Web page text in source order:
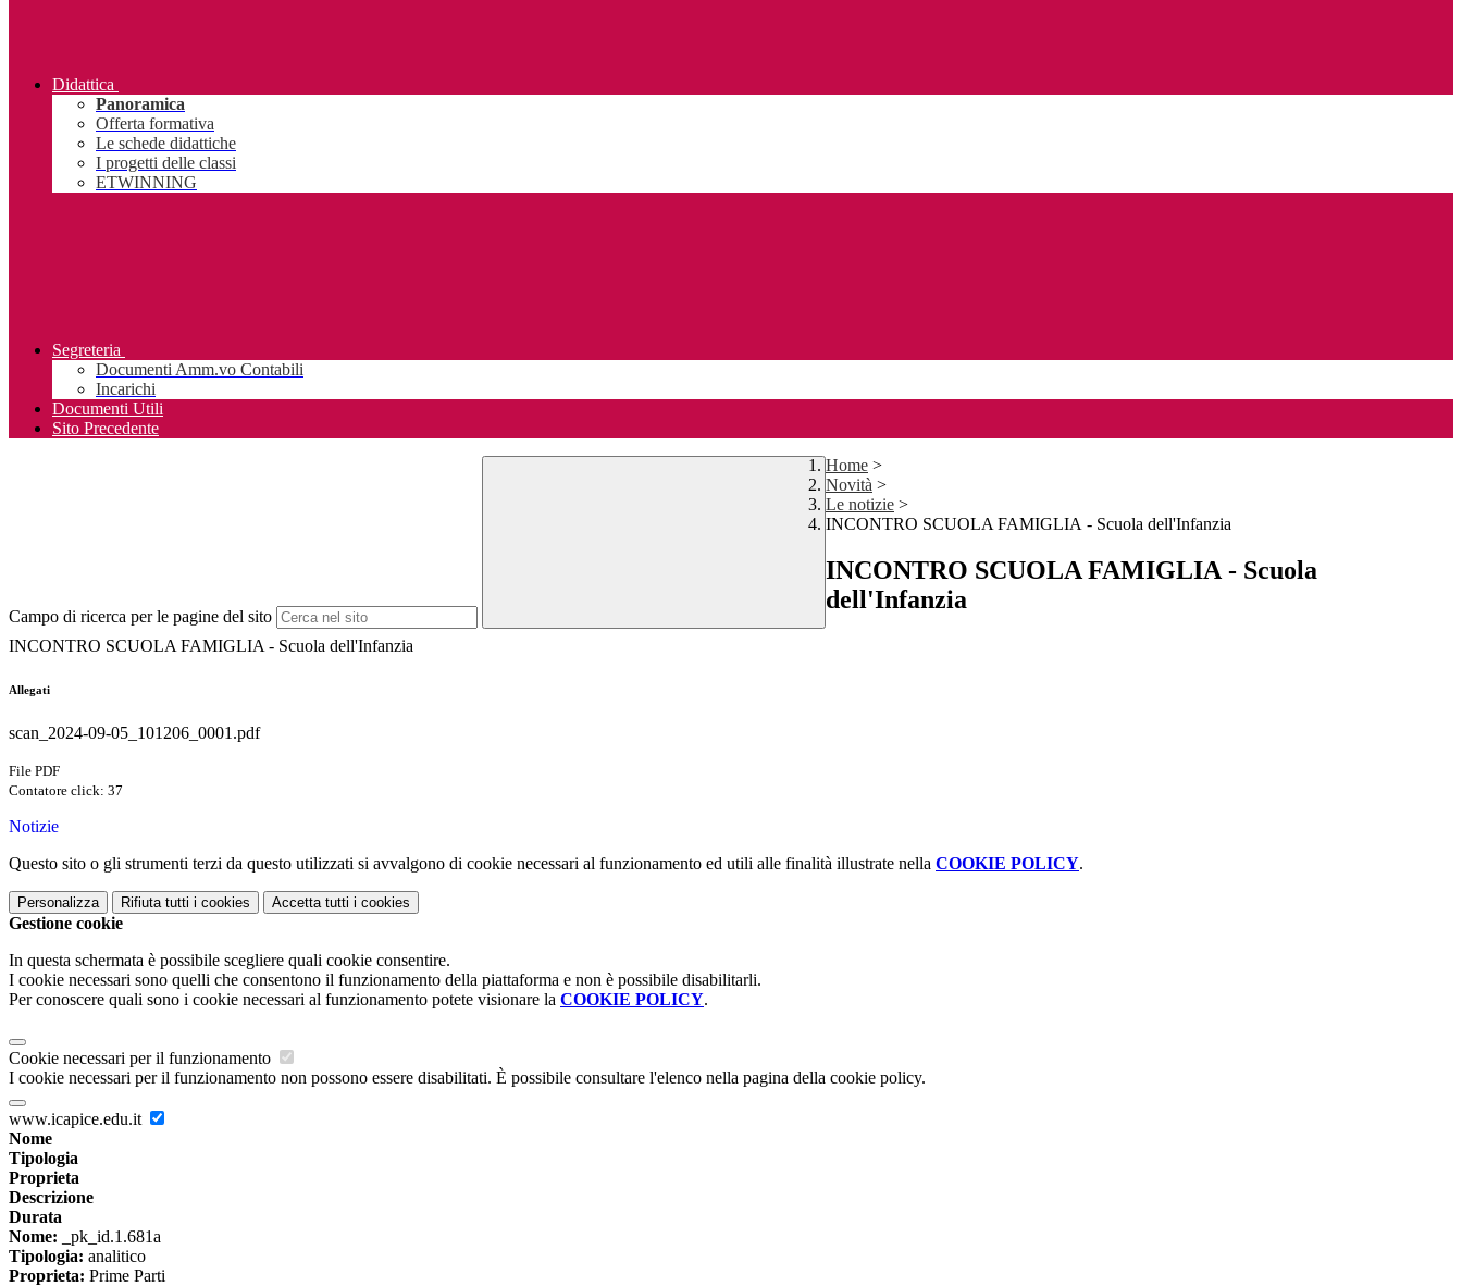
Didattica
Panoramica
Offerta formativa
Le schede didattiche
I progetti delle classi
ETWINNING
Segreteria
Documenti Amm.vo Contabili
Incarichi
Documenti Utili
Sito Precedente
Campo di ricerca per le pagine del sito
Home >
Novità >
Le notizie >
INCONTRO SCUOLA FAMIGLIA - Scuola dell'Infanzia
INCONTRO SCUOLA FAMIGLIA - Scuola
dell'Infanzia
INCONTRO SCUOLA FAMIGLIA - Scuola dell'Infanzia
Allegati
scan_2024-09-05_101206_0001.pdf
File PDF
Contatore click: 37
Notizie
Questo sito o gli strumenti terzi da questo utilizzati si avvalgono di cookie necessari al funzionamento ed utili alle finalità illustrate nella COOKIE POLICY.
Personalizza Rifiuta tutti i cookies Accetta tutti i cookies
Gestione cookie
In questa schermata è possibile scegliere quali cookie consentire.
I cookie necessari sono quelli che consentono il funzionamento della piattaforma e non è possibile disabilitarli.
Per conoscere quali sono i cookie necessari al funzionamento potete visionare la COOKIE POLICY.
Cookie necessari per il funzionamento
I cookie necessari per il funzionamento non possono essere disabilitati. È possibile consultare l'elenco nella pagina della cookie policy.
www.icapice.edu.it
Nome
Tipologia
Proprieta
Descrizione
Durata
Nome: _pk_id.1.681a
Tipologia: analitico
Proprieta: Prime Parti